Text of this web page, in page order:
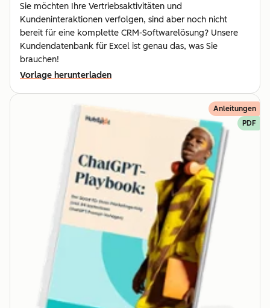
Sie möchten Ihre Vertriebsaktivitäten und
Kundeninteraktionen verfolgen, sind aber noch nicht
bereit für eine komplette CRM-Softwarelösung? Unsere
Kundendatenbank für Excel ist genau das, was Sie
brauchen!
Vorlage herunterladen
Anleitungen
PDF